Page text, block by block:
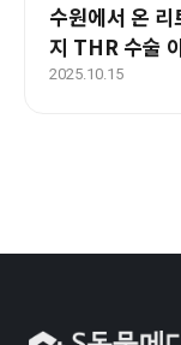
수원에서 온
지 THR 수술
병원
2025.10.15